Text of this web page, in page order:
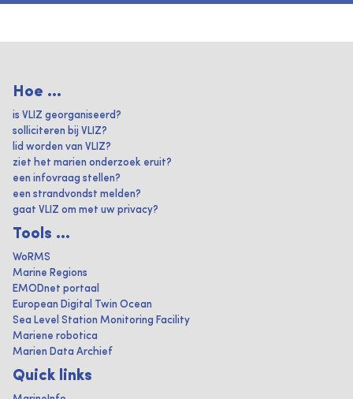
Hoe ...
is VLIZ georganiseerd?
solliciteren bij VLIZ?
lid worden van VLIZ?
ziet het marien onderzoek eruit?
een infovraag stellen?
een strandvondst melden?
gaat VLIZ om met uw privacy?
Tools ...
WoRMS
Marine Regions
EMODnet portaal
European Digital Twin Ocean
Sea Level Station Monitoring Facility
Mariene robotica
Marien Data Archief
Quick links